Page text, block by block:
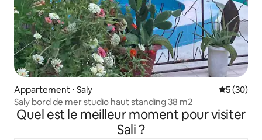
Appartement ⋅ Saly
5 (30)
Saly bord de mer studio haut standing 38 m2
Quel est le meilleur moment pour visiter
Sali ?